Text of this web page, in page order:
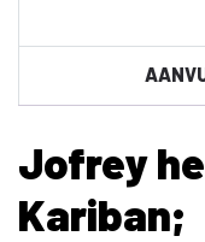
Jofrey
Kariban;